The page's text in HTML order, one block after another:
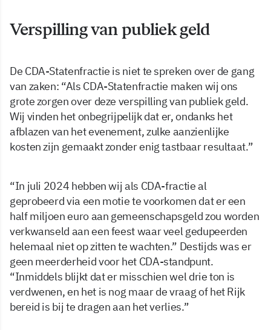
Verspilling van publiek geld
De CDA-Statenfractie is niet te spreken over de gang
van zaken: “Als CDA-Statenfractie maken wij ons
grote zorgen over deze verspilling van publiek geld.
Wij vinden het onbegrijpelijk dat er, ondanks het
afblazen van het evenement, zulke aanzienlijke
kosten zijn gemaakt zonder enig tastbaar resultaat.”
“In juli 2024 hebben wij als CDA-fractie al
geprobeerd via een motie te voorkomen dat er een
half miljoen euro aan gemeenschapsgeld zou worden
verkwanseld aan een feest waar veel gedupeerden
helemaal niet op zitten te wachten.” Destijds was er
geen meerderheid voor het CDA-standpunt.
“Inmiddels blijkt dat er misschien wel drie ton is
verdwenen, en het is nog maar de vraag of het Rijk
bereid is bij te dragen aan het verlies.”